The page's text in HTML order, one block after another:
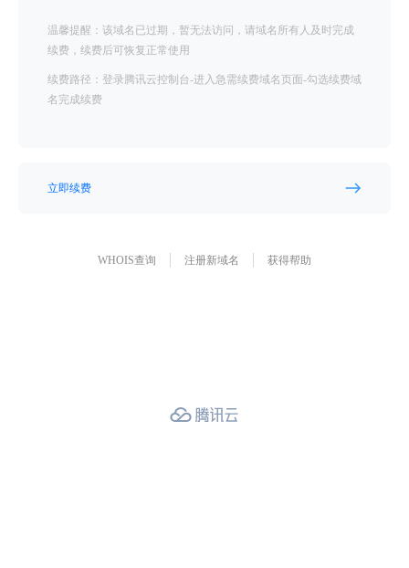
温馨提醒：该域名已过期，暂无法访问，请域名所有人及时完成
续费，续费后可恢复正常使用
续费路径：登录腾讯云控制台-进入急需续费域名页面-勾选续费域
名完成续费
立即续费
WHOIS查询 注册新域名 获得帮助